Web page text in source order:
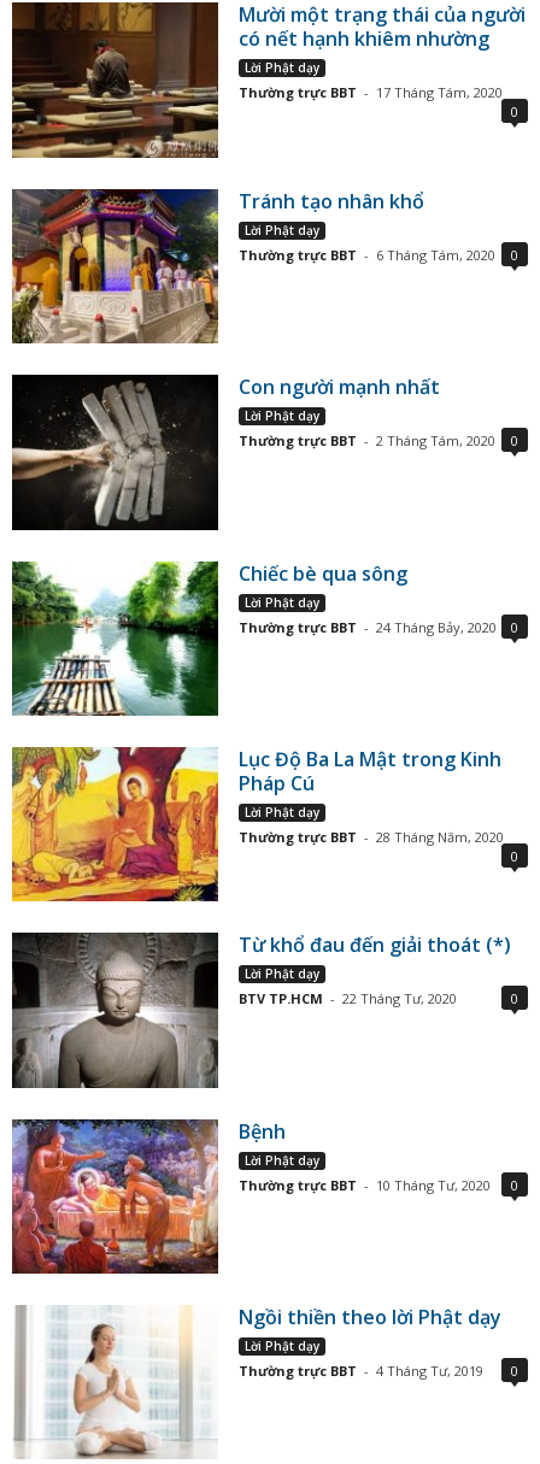
Mười một trạng thái của người
có nết hạnh khiêm nhường
Lời Phật dạy
Thường trực BBT - 17 Tháng Tám, 2020
0
Tránh tạo nhân khổ
Lời Phật dạy
Thường trực BBT - 6 Tháng Tám, 2020 0
Con người mạnh nhất
Lời Phật dạy
Thường trực BBT - 2 Tháng Tám, 2020 0
Chiếc bè qua sông
Lời Phật dạy
Thường trực BBT - 24 Tháng Bảy, 2020 0
Lục Độ Ba La Mật trong Kinh
Pháp Cú
Lời Phật dạy
Thường trực BBT - 28 Tháng Năm, 2020
0
Từ khổ đau đến giải thoát (*)
Lời Phật dạy
BTV TP.HCM - 22 Tháng Tư, 2020 0
Bệnh
Lời Phật dạy
Thường trực BBT - 10 Tháng Tư, 2020 0
Ngồi thiền theo lời Phật dạy
Lời Phật dạy
Thường trực BBT - 4 Tháng Tư, 2019 0